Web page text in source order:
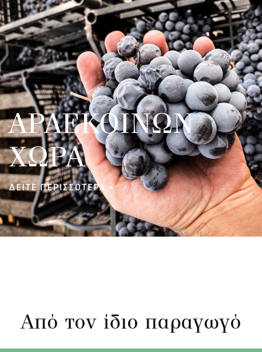
ΑΡΛΕΚΟΙΝΩΝ
ΧΩΡΑ
ΔΕΙΤΕ ΠΕΡΙΣΣΟΤΕΡΑ >
Από τον ίδιο παραγωγό